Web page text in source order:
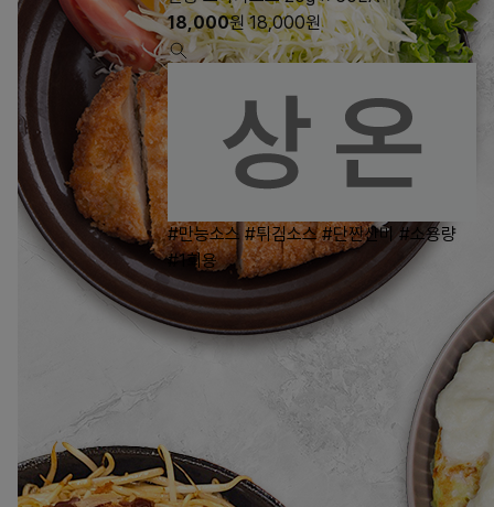
18,000원 18,000원
#만능소스 #튀김소스 #단짠산미 #소용량
#1회용